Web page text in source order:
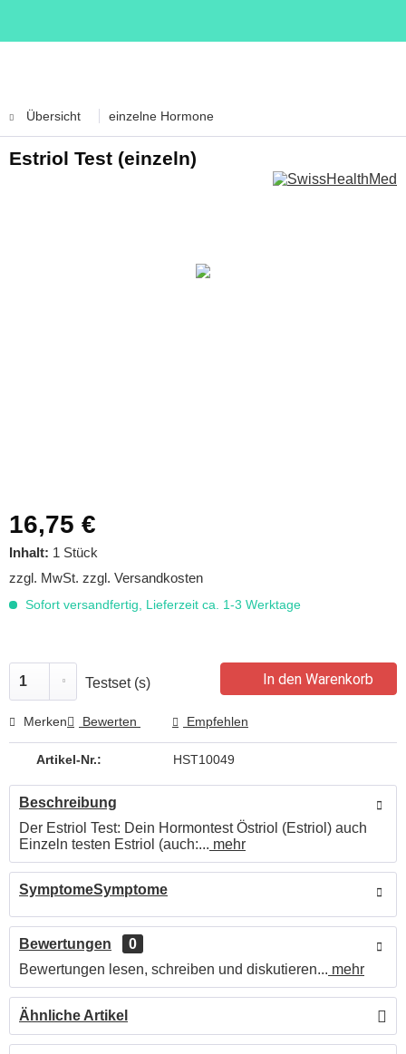
Übersicht einzelne Hormone
Estriol Test (einzeln)
16,75 €
Inhalt: 1 Stück
zzgl. MwSt. zzgl. Versandkosten
Sofort versandfertig, Lieferzeit ca. 1-3 Werktage
Testset (s) In den Warenkorb
Merken Bewerten Empfehlen
Artikel-Nr.: HST10049
Beschreibung
Der Estriol Test: Dein Hormontest Östriol (Estriol) auch
Einzeln testen Estriol (auch:... mehr
SymptomeSymptome
Bewertungen
0
Bewertungen lesen, schreiben und diskutieren... mehr
Ähnliche Artikel